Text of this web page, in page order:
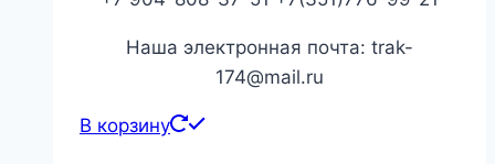
Наша электронная почта: trak-
174@mail.ru
В корзину